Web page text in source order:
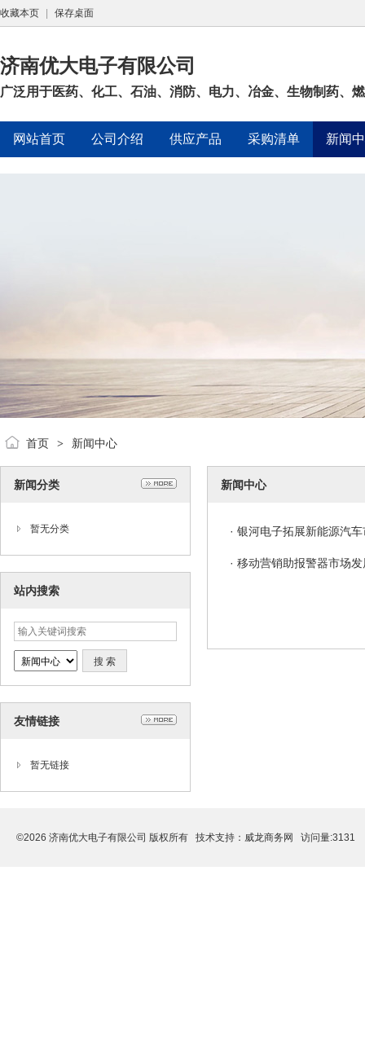
收藏本页 保存桌面
济南优大电子有限公司
广泛用于医药、化工、石油、消防、电力、冶金、生物制药、
网站首页 公司介绍 供应产品 采购清单 新闻
首页 > 新闻中心
新闻分类
暂无分类
站内搜索
友情链接
暂无链接
新闻中心
· 银河电子拓展新能源汽车
· 移动营销助报警器市场发
©2026 济南优大电子有限公司 版权所有 技术支持： 威龙商务网 访问量:3131